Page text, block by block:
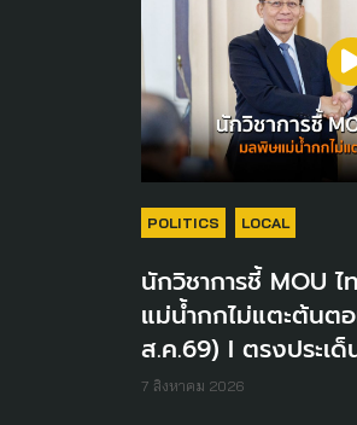
POLITICS LOCAL
นักวิชาการชี้ MOU
แม่น้ำกกไม่แตะต้นต
ส.ค.69) I ตรงประเด็
7 สิงหาคม 2026